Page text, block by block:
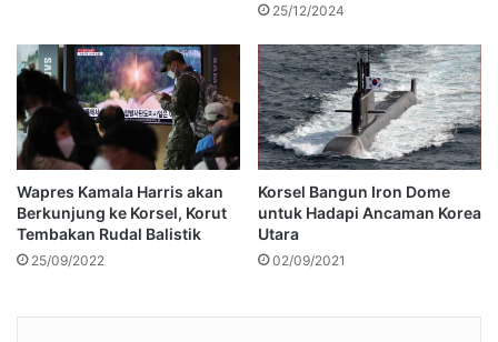
25/12/2024
Wapres Kamala Harris akan
Berkunjung ke Korsel, Korut
Tembakan Rudal Balistik
25/09/2022
Korsel Bangun Iron Dome
untuk Hadapi Ancaman Korea
Utara
02/09/2021